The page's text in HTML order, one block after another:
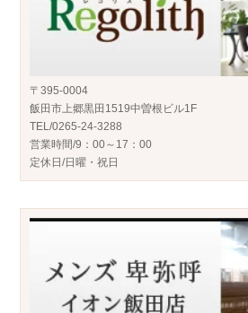
〒395-0004
飯田市上郷黒田1519中曽根ビル1F
TEL/0265-24-3288
営業時間/9：00～17：00
定休日/日曜・祝日